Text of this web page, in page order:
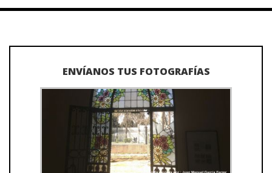
ENVÍANOS TUS FOTOGRAFÍAS